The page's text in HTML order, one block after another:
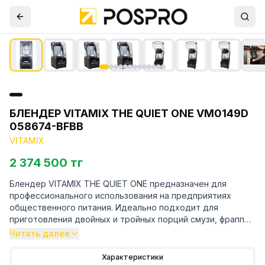
БЛЕНДЕР VITAMIX THE QUIET ONE VM0149D
058674-BFBB
VITAMIX
2 374 500 тг
Блендер VITAMIX THE QUIET ONE предназначен для
профессионального использования на предприятиях
общественного питания. Идеально подходит для
приготовления двойных и тройных порций смузи, фраппе,
соков, коктейлей в том числе молочных. Совершенный
исключительными возможностями смешивания напитков и
Читать далее
Характеристики